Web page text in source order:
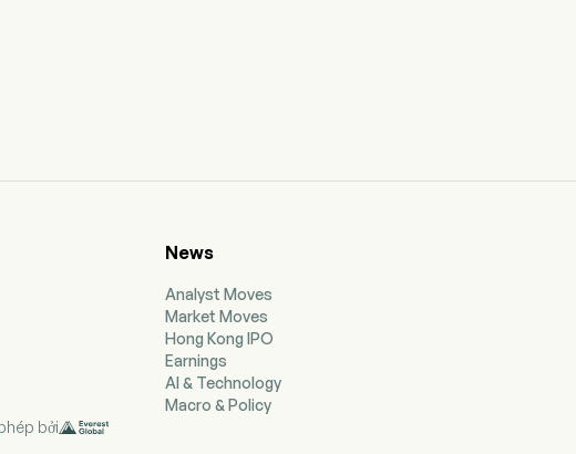
News
Analyst Moves
Market Moves
Hong Kong IPO
Earnings
AI & Technology
Macro & Policy
bởi